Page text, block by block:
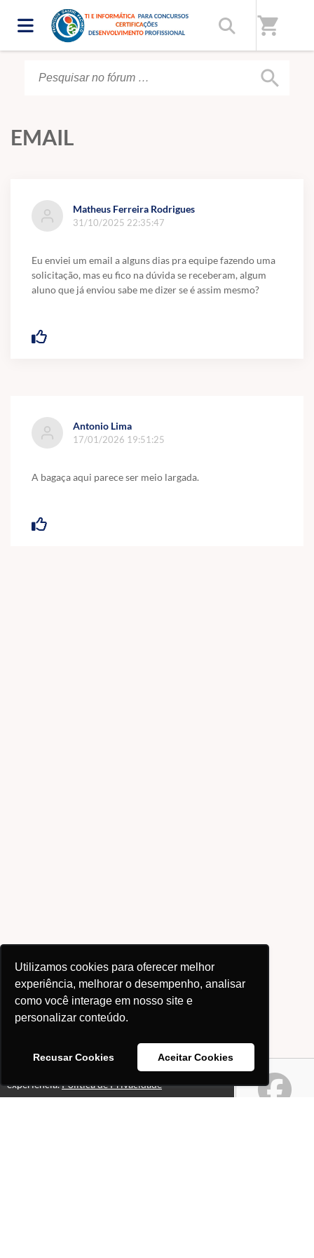
Utilizamos cookies para oferecer melhor
experiência, melhorar o desempenho, analisar
como você interage em nosso site e
personalizar conteúdo.
Recusar Cookies Aceitar Cookies
shopping_cart
Início/Fórum
search
EMAIL
Matheus Ferreira Rodrigues
31/10/2025 22:35:47
Eu enviei um email a alguns dias pra equipe fazendo uma
solicitação, mas eu fico na dúvida se receberam, algum
aluno que já enviou sabe me dizer se é assim mesmo?
Antonio Lima
17/01/2026 19:51:25
A bagaça aqui parece ser meio largada.
Este site usa cookies para melhorar sua
experiência.Política de Privacidade
Ok!